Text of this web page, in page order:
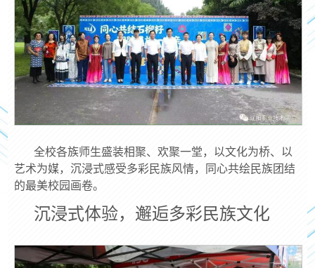
全校各族师生盛装相聚、欢聚一堂，以文化为桥、以
艺术为媒，沉浸式感受多彩民族风情，同心共绘民族团结
的最美校园画卷。
沉浸式体验，邂逅多彩民族文化